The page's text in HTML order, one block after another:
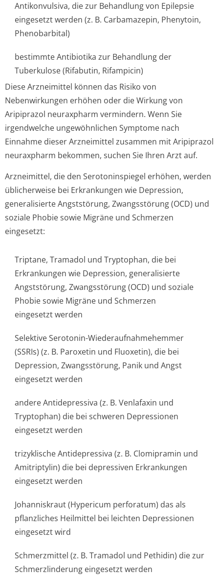
Antikonvulsiva, die zur Behandlung von Epilepsie
eingesetzt werden (z. B. Carbamazepin, Phenytoin,
Phenobarbital)
bestimmte Antibiotika zur Behandlung der
Tuberkulose (Rifabutin, Rifampicin)
Diese Arzneimittel können das Risiko von
Nebenwirkungen erhöhen oder die Wirkung von
Aripiprazol neuraxpharm vermindern. Wenn Sie
irgendwelche ungewöhnlichen Symptome nach
Einnahme dieser Arzneimittel zusammen mit Aripiprazol
neuraxpharm bekommen, suchen Sie Ihren Arzt auf.
Arzneimittel, die den Serotoninspiegel erhöhen, werden
üblicherweise bei Erkrankungen wie Depression,
generalisierte Angststörung, Zwangsstörung (OCD) und
soziale Phobie sowie Migräne und Schmerzen
eingesetzt:
Triptane, Tramadol und Tryptophan, die bei
Erkrankungen wie Depression, generalisierte
Angststörung, Zwangsstörung (OCD) und soziale
Phobie sowie Migräne und Schmerzen
eingesetzt werden
Selektive Serotonin-Wiederaufnahme­hemmer
(SSRIs) (z. B. Paroxetin und Fluoxetin), die bei
Depression, Zwangsstörung, Panik und Angst
eingesetzt werden
andere Antidepressiva (z. B. Venlafaxin und
Tryptophan) die bei schweren Depressionen
eingesetzt werden
trizyklische Antidepressiva (z. B. Clomipramin und
Amitriptylin) die bei depressiven Erkrankungen
eingesetzt werden
Johanniskraut (Hypericum perforatum) das als
pflanzliches Heilmittel bei leichten Depressionen
eingesetzt wird
Schmerzmittel (z. B. Tramadol und Pethidin) die zur
Schmerzlinderung eingesetzt werden